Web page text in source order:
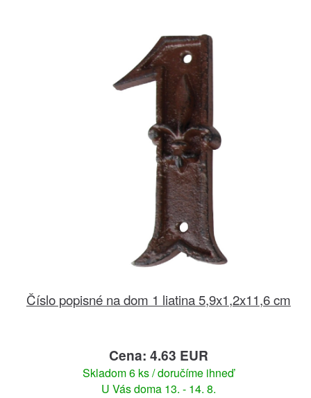
Číslo popisné na dom 1 liatina 5,9x1,2x11,6 cm
Cena: 4.63 EUR
Skladom 6 ks / doručíme ihneď
U Vás doma 13. - 14. 8.